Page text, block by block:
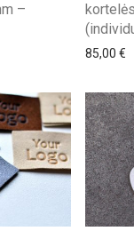
–
kortelės
85,00 €